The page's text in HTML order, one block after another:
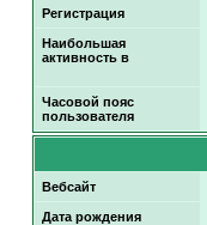
Регистрация
Наибольшая
активность в
Часовой пояс
пользователя
Вебсайт
Дата рождения